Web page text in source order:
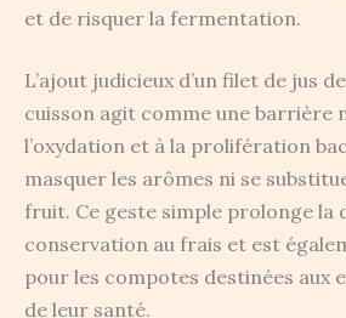
et de risquer la fermentation.
L’ajout judicieux d’un filet de jus
cuisson agit comme une barrière
l’oxydation et à la prolifération
masquer les arômes ni se
fruit. Ce geste simple prolonge la
conservation au frais et est
pour les compotes destinées aux
de leur santé.